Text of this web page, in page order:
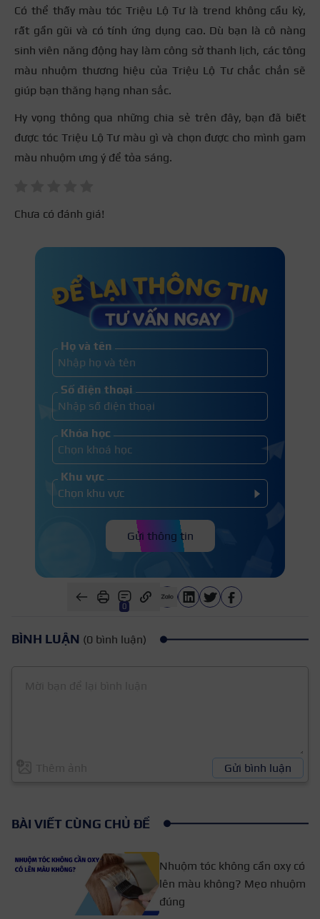
Có thể thấy màu tóc Triệu Lộ Tư là trend không cầu kỳ,
rất gần gũi và có tính ứng dụng cao. Dù bạn là cô nàng
sinh viên năng động hay làm công sở thanh lịch, các tông
màu nhuộm thương hiệu của Triệu Lộ Tư chắc chắn sẽ
giúp bạn thăng hạng nhan sắc.
Hy vọng thông qua những chia sẻ trên đây, bạn đã biết
được tóc Triệu Lộ Tư màu gì và chọn được cho mình gam
màu nhuộm ưng ý để tỏa sáng.
Chưa có đánh giá!
Họ và tên
Số điện thoại
Khóa học
Khu vực
Gửi thông tin
0
BÌNH LUẬN (0 bình luận)
Gửi bình luận
BÀI VIẾT CÙNG CHỦ ĐỀ
Nhuộm tóc không cần oxy có
lên màu không? Mẹo nhuộm
đúng